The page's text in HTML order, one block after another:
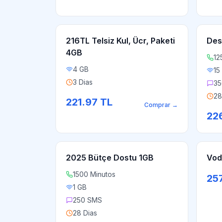
216TL Telsiz Kul, Ücr, Paketi
4GB
4 GB
3 Dias
221.97 TL Comprar →
15
2025 Bütçe Dostu 1GB
1500 Minutos
1 GB
250 SMS
28 Dias